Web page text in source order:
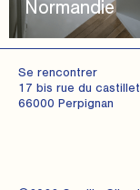
Normandie
Se rencontrer
17 bis rue du castillet
66000 Perpignan